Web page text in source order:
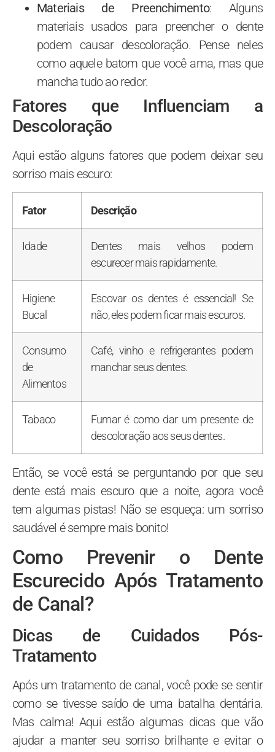
Materiais de Preenchimento: Alguns
materiais usados para preencher o dente
podem causar descoloração. Pense neles
como aquele batom que você ama, mas que
mancha tudo ao redor.
Fatores que Influenciam a
Descoloração
Aqui estão alguns fatores que podem deixar seu
sorriso mais escuro:
Fator Descrição
Idade
Dentes mais velhos podem
escurecer mais rapidamente.
Higiene
Bucal
Escovar os dentes é essencial! Se
não, eles podem ficar mais escuros.
Consumo
de
Alimentos
Café, vinho e refrigerantes podem
manchar seus dentes.
Tabaco
Fumar é como dar um presente de
descoloração aos seus dentes.
Então, se você está se perguntando por que seu
dente está mais escuro que a noite, agora você
tem algumas pistas! Não se esqueça: um sorriso
saudável é sempre mais bonito!
Como Prevenir o Dente
Escurecido Após Tratamento
de Canal?
Dicas de Cuidados Pós-
Tratamento
Após um tratamento de canal, você pode se sentir
como se tivesse saído de uma batalha dentária.
Mas calma! Aqui estão algumas dicas que vão
ajudar a manter seu sorriso brilhante e evitar o